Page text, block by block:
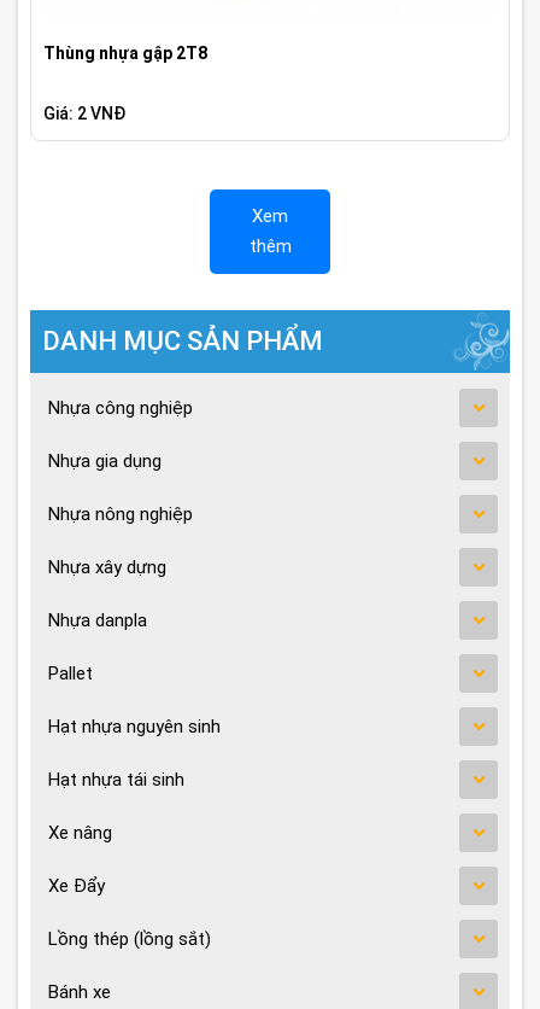
Thùng nhựa gập 2T8
Giá: 2 VNĐ
Xem
thêm
DANH MỤC SẢN PHẨM
Nhựa công nghiệp
Nhựa gia dụng
Nhựa nông nghiệp
Nhựa xây dựng
Nhựa danpla
Pallet
Hạt nhựa nguyên sinh
Hạt nhựa tái sinh
Xe nâng
Xe Đẩy
Lồng thép (lồng sắt)
Bánh xe